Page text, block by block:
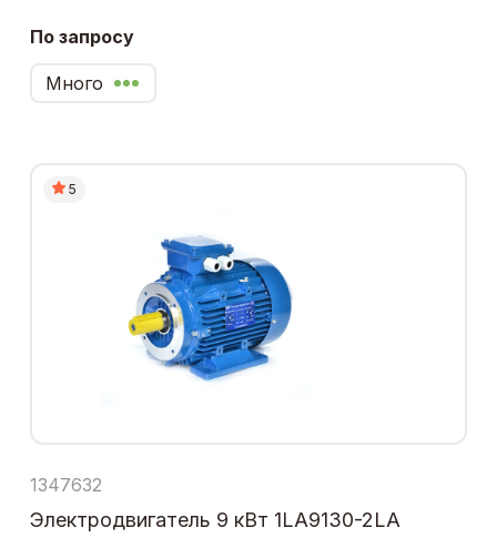
По запросу
Много
5
1347632
Электродвигатель 9 кВт 1LA9130-2LA